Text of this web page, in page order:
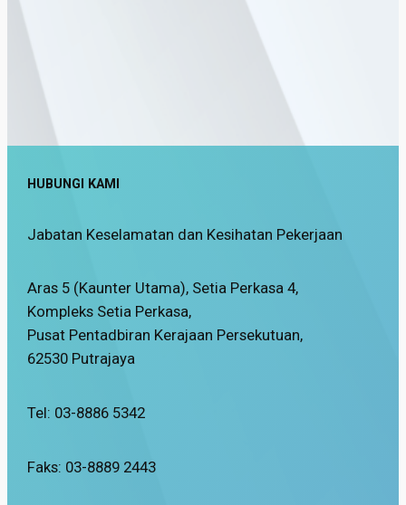
HUBUNGI KAMI
Jabatan Keselamatan dan Kesihatan Pekerjaan
Aras 5 (Kaunter Utama), Setia Perkasa 4,
Kompleks Setia Perkasa,
Pusat Pentadbiran Kerajaan Persekutuan,
62530 Putrajaya
Tel: 03-8886 5342
Faks: 03-8889 2443